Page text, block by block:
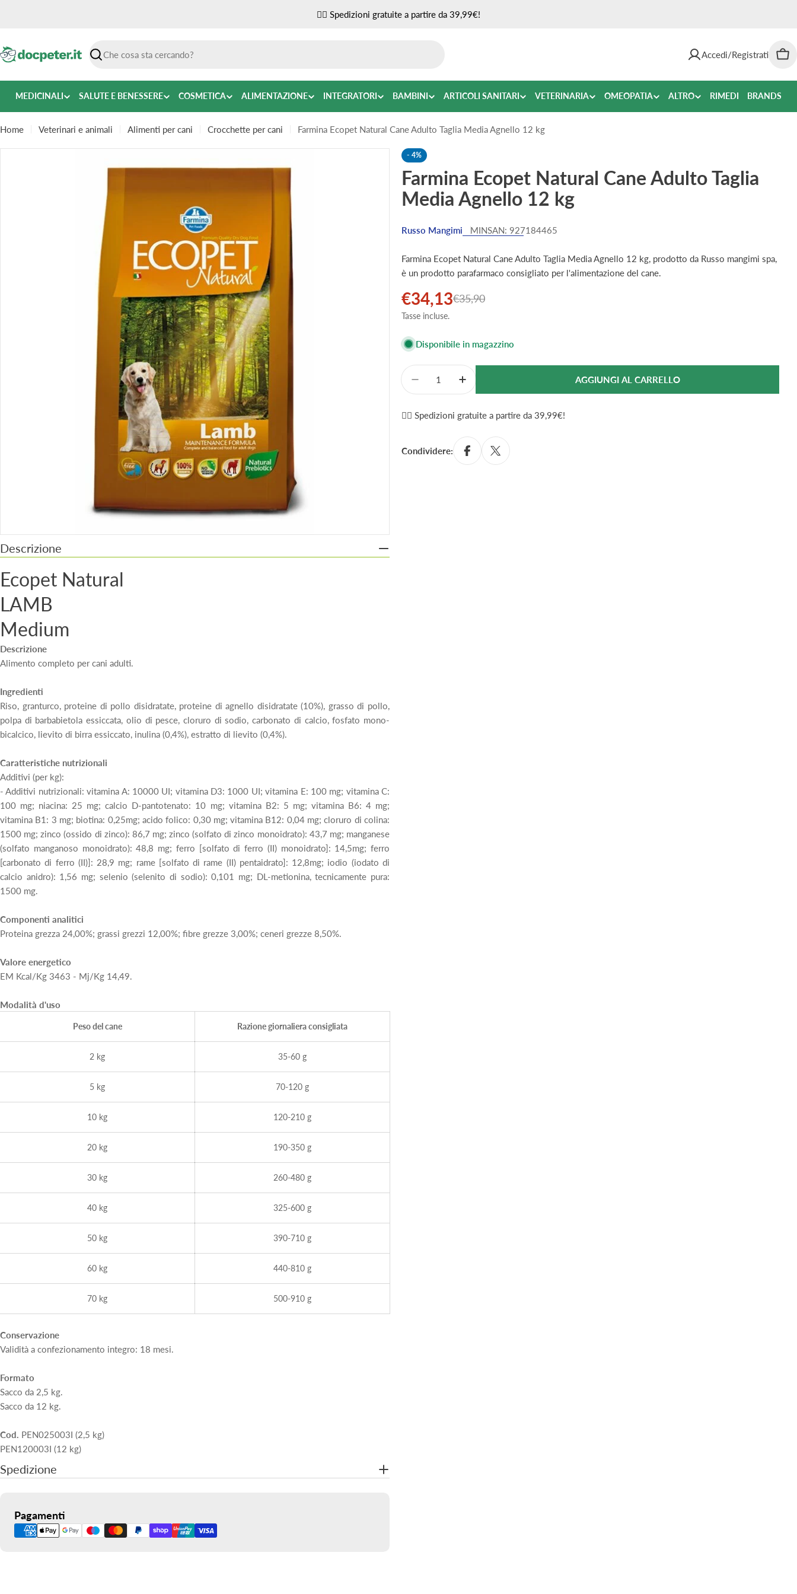
✌🏼 Spedizioni gratuite a partire da 39,99€!
Ricerca
Accedi/Registrati
MEDICINALI SALUTE E BENESSERE COSMETICA ALIMENTAZIONE INTEGRATORI BAMBINI ARTICOLI SANITARI VETERINARIA OMEOPATIA ALTRO RIMEDI BRANDS
Home Veterinari e animali Alimenti per cani Crocchette per cani Farmina Ecopet Natural Cane Adulto Taglia Media Agnello 12 kg
Apri supporto 0 in modalità modale
Descrizione
Ecopet Natural
LAMB
Medium
Descrizione
Alimento completo per cani adulti.
Ingredienti
Riso, granturco, proteine di pollo disidratate, proteine di agnello disidratate (10%), grasso di pollo,
polpa di barbabietola essiccata, olio di pesce, cloruro di sodio, carbonato di calcio, fosfato mono-
bicalcico, lievito di birra essiccato, inulina (0,4%), estratto di lievito (0,4%).
Caratteristiche nutrizionali
Additivi (per kg):
- Additivi nutrizionali: vitamina A: 10000 UI; vitamina D3: 1000 UI; vitamina E: 100 mg; vitamina C:
100 mg; niacina: 25 mg; calcio D-pantotenato: 10 mg; vitamina B2: 5 mg; vitamina B6: 4 mg;
vitamina B1: 3 mg; biotina: 0,25mg; acido folico: 0,30 mg; vitamina B12: 0,04 mg; cloruro di colina:
1500 mg; zinco (ossido di zinco): 86,7 mg; zinco (solfato di zinco monoidrato): 43,7 mg; manganese
(solfato manganoso monoidrato): 48,8 mg; ferro [solfato di ferro (II) monoidrato]: 14,5mg; ferro
[carbonato di ferro (II)]: 28,9 mg; rame [solfato di rame (II) pentaidrato]: 12,8mg; iodio (iodato di
calcio anidro): 1,56 mg; selenio (selenito di sodio): 0,101 mg; DL-metionina, tecnicamente pura:
1500 mg.
Componenti analitici
Proteina grezza 24,00%; grassi grezzi 12,00%; fibre grezze 3,00%; ceneri grezze 8,50%.
Valore energetico
EM Kcal/Kg 3463 - Mj/Kg 14,49.
Modalità d'uso
Peso del cane Razione giornaliera consigliata
2 kg 35-60 g
5 kg 70-120 g
10 kg 120-210 g
20 kg 190-350 g
30 kg 260-480 g
40 kg 325-600 g
50 kg 390-710 g
60 kg 440-810 g
70 kg 500-910 g
Conservazione
Validità a confezionamento integro: 18 mesi.
Formato
Sacco da 2,5 kg.
Sacco da 12 kg.
Cod. PEN025003I (2,5 kg)
PEN120003I (12 kg)
Spedizione
Pagamenti
Metodi
di
- 4%
Farmina Ecopet Natural Cane Adulto Taglia
Media Agnello 12 kg
Russo Mangimi MINSAN: 927184465
Farmina Ecopet Natural Cane Adulto Taglia Media Agnello 12 kg, prodotto da Russo mangimi spa,
è un prodotto parafarmaco consigliato per l'alimentazione del cane.
Prezzo
di
vendita
€34,13
Prezzo
normale
€35,90
Tasse incluse.
Disponibile in magazzino
Quantità
Diminuisci La Quantità Per Farmina Ecopet Natural Cane Adulto Taglia Media
Aumenta La Quantità Per Farmina Ecopet Natural Cane Adulto Taglia
AGGIUNGI AL CARRELLO
✌🏼 Spedizioni gratuite a partire da 39,99€!
Condividere: